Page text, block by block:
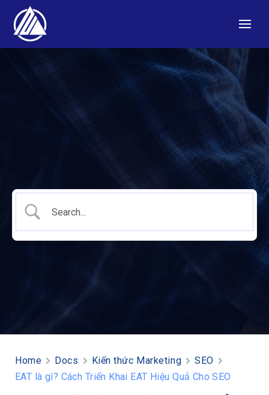
Home Docs Kiến thức Marketing
SEO
EAT là gì? Cách Triển Khai EAT Hiệu Quả Cho SEO